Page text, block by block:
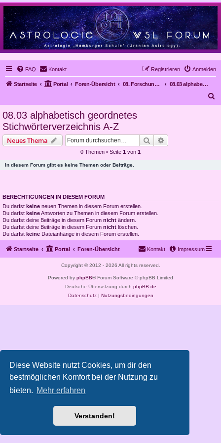
Diese Website nutzt Cookies, um dir den
bestmöglichen Komfort bei der Nutzung zu
bieten. Mehr erfahren
Verstanden!
FAQ Kontakt Anmelden
Registrieren
Startseite Portal Foren-Übersicht 08. Forschungsergebnisse
08.03 alphabetisch geordnetes Stichwörterverzeichnis A-Z
08.03 alphabetisch geordnetes
Stichwörterverzeichnis A-Z
Neues Thema Suche
0 Themen • Seite 1 von 1
In diesem Forum gibt es keine Themen oder Beiträge.
BERECHTIGUNGEN IN DIESEM FORUM
Du darfst keine neuen Themen in diesem Forum erstellen.
Du darfst keineAntworten zu Themen in diesem Forum erstellen.
Du darfst deine Beiträge in diesem Forum nicht ändern.
Du darfst deine Beiträge in diesem Forum nicht löschen.
Du darfst keine Dateianhänge in diesem Forum erstellen.
Startseite Portal Foren-Übersicht Impressum
Kontakt
Copyright © 2012 - 2026 All rights reserved.
Powered by phpBB® Forum Software © phpBB Limited
Deutsche Übersetzung durch phpBB.de
Datenschutz| Nutzungsbedingungen